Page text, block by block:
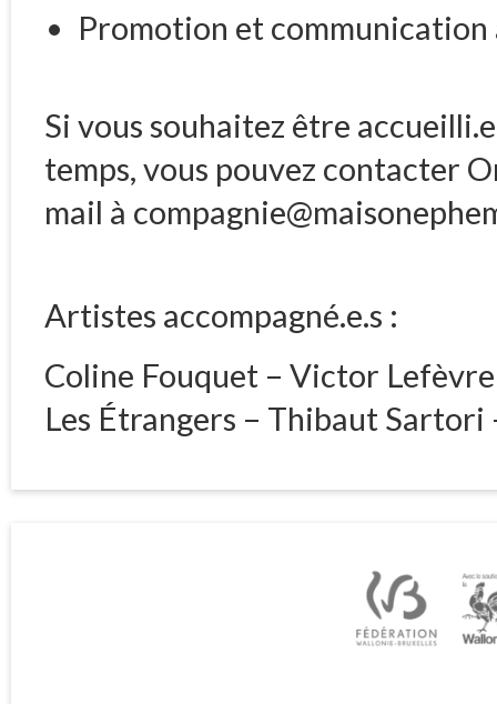
Promotion et
Si vous souhaitez être
temps, vous pouvez contacter
mail à
Artistes accompagné.e.s :
Coline Fouquet – Victor
Les Étrangers – Thibaut Sartori